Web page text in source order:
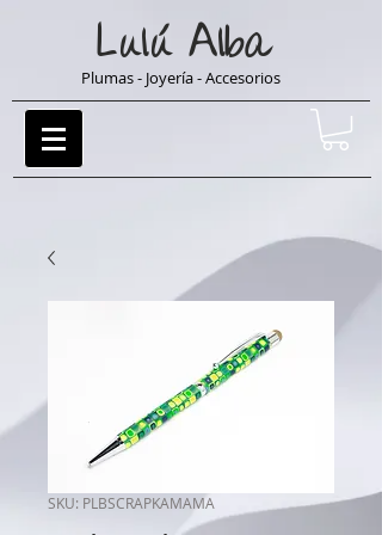
Plumas - Joyería - Accesorios
LulúAlba
SKU: PLBSCRAPKAMAMA